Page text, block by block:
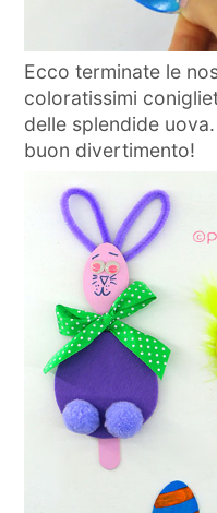
Ecco terminate le
coloratissimi
delle splendide
buon divertimento!